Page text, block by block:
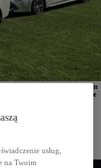
autoryzowanym dilerem
CO2 less". Przez 4 miesiące
swoją flotę na hybrydowych
firmy już
którym pracownicy mogli się
usług,
na Twoim